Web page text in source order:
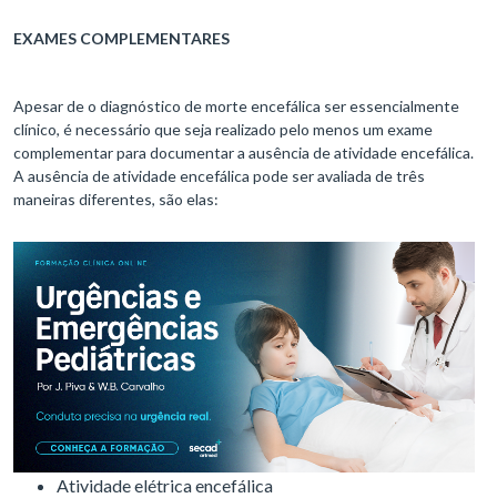
EXAMES COMPLEMENTARES
Apesar de o diagnóstico de morte encefálica ser essencialmente
clínico, é necessário que seja realizado pelo menos um exame
complementar para documentar a ausência de atividade encefálica.
A ausência de atividade encefálica pode ser avaliada de três
maneiras diferentes, são elas:
Atividade elétrica encefálica